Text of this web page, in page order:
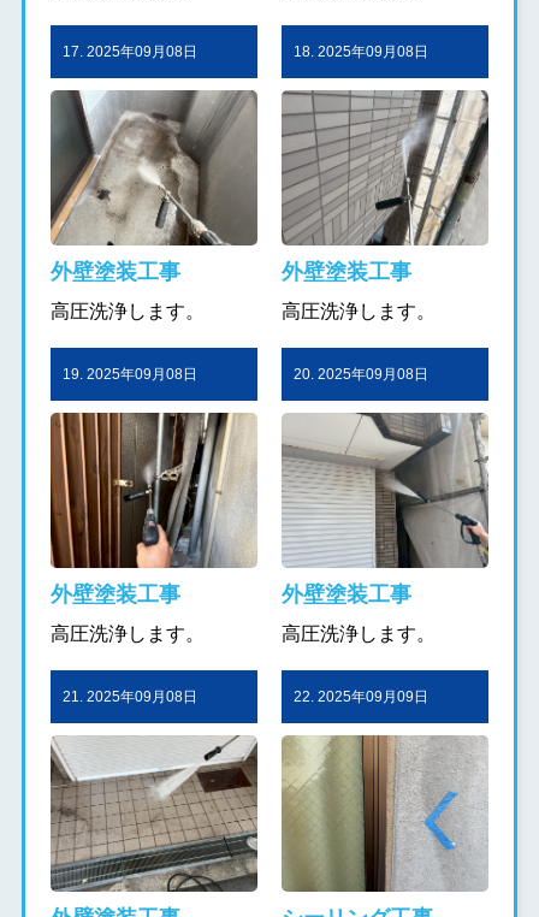
17. 2025年09月08日
外壁塗装工事
高圧洗浄します。
18. 2025年09月08日
外壁塗装工事
高圧洗浄します。
19. 2025年09月08日
外壁塗装工事
高圧洗浄します。
20. 2025年09月08日
外壁塗装工事
高圧洗浄します。
21. 2025年09月08日 22. 2025年09月09日